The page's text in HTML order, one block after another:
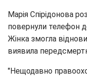
Марія Спірідонова
повернули телефон
Жінка змогла
виявила
"Нещодавно